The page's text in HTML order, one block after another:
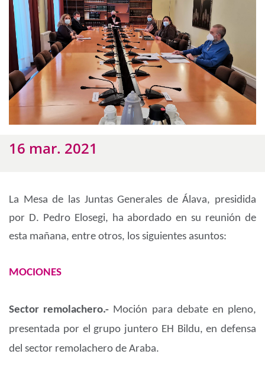
16 mar. 2021
La Mesa de las Juntas Generales de Álava, presidida
por D. Pedro Elosegi, ha abordado en su reunión de
esta mañana, entre otros, los siguientes asuntos:
MOCIONES
Sector remolachero.- Moción para debate en pleno,
presentada por el grupo juntero EH Bildu, en defensa
del sector remolachero de Araba.